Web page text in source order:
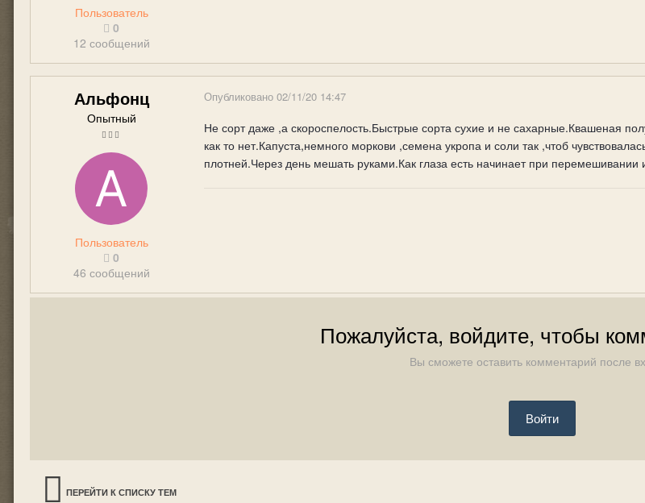
Пользователь
0
12 сообщений
Альфонц
Опытный
Пользователь
0
46 сообщений
Опубликовано 02/11/20 14:47
Не сорт даже ,а скороспелость.Быстрые сорта сухие и не сахарные.Квашеная
как то нет.Капуста,немного моркови ,семена укропа и соли так ,чтоб
плотней.Через день мешать руками.Как глаза есть начинает при перемешивании
Пожалуйста, войдите, чтобы
Вы сможете оставить комментарий после
Войти
ПЕРЕЙТИ К СПИСКУ ТЕМ